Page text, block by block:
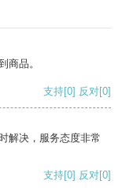
商品。
支持[0] 反对[0]
解决，服务态度非常
支持[0] 反对[0]